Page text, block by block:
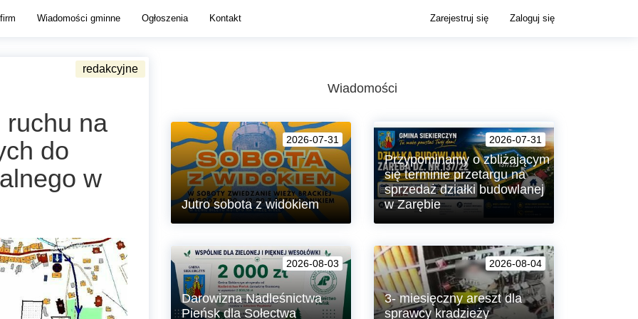
Wiadomości gminne Ogłoszenia Kontakt Zarejestruj się Zaloguj się
ruchu na
do
w
Wiadomości
2026-07-31
Jutro sobota z widokiem
Wieży Brackiej w Lubaniu!
2026-07-31
Przypominamy o zbliżającym
się terminie przetargu na
sprzedaż działki budowlanej
w Zarębie
o zbliżającym się terminie przetargu
ustnego nieograniczonego na
sprzedaż atrakcyjnej działki
budowlanej nr 137/22, położonej w
miejscowości Zaręba.
2026-08-03
Darowizna Nadleśnictwa
Pieńsk dla Sołectwa
2026-08-04
3- miesięczny areszt dla
sprawcy kradzieży